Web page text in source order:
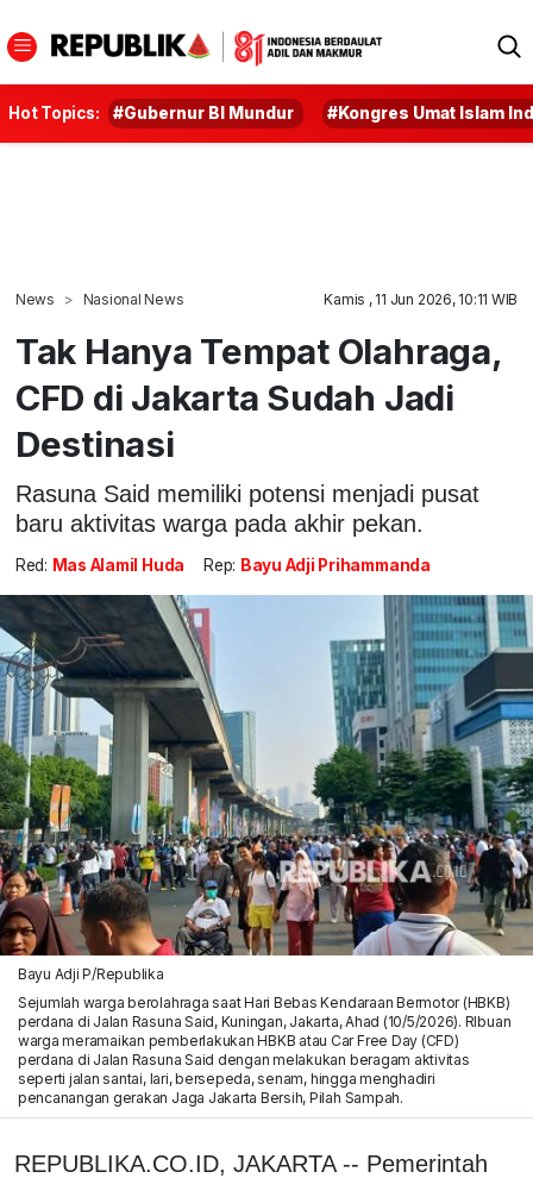
Hot Topics: #Gubernur BI Mundur #Kongres Umat Islam
News Nasional News Kamis , 11 Jun 2026, 10:11 WIB
Tak Hanya Tempat Olahraga,
CFD di Jakarta Sudah Jadi
Destinasi
Rasuna Said memiliki potensi menjadi pusat
baru aktivitas warga pada akhir pekan.
Red: Mas Alamil Huda Rep: Bayu Adji Prihammanda
Bayu Adji P/Republika
Sejumlah warga berolahraga saat Hari Bebas Kendaraan Bermotor (HBKB)
perdana di Jalan Rasuna Said, Kuningan, Jakarta, Ahad (10/5/2026). RIbuan
warga meramaikan pemberlakukan HBKB atau Car Free Day (CFD)
perdana di Jalan Rasuna Said dengan melakukan beragam aktivitas
seperti jalan santai, lari, bersepeda, senam, hingga menghadiri
pencanangan gerakan Jaga Jakarta Bersih, Pilah Sampah.
REPUBLIKA.CO.ID, JAKARTA -- Pemerintah